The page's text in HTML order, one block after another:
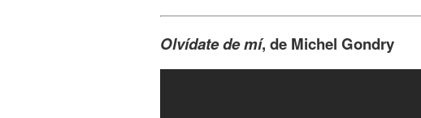
Olvídate de mí, de Michel Gondry